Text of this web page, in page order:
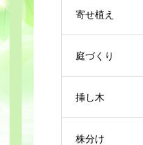
寄せ植え
庭づくり
挿し木
株分け